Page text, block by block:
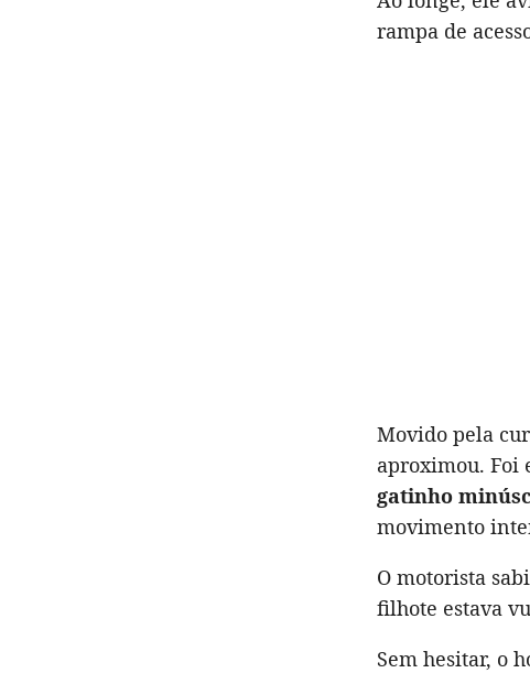
rampa de
Movido pela
aproximou. Foi
gatinho
movimento
O motorista
filhote estava
Sem hesitar, o